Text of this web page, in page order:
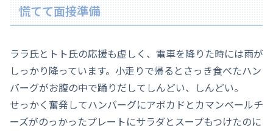
慌てて面接準備
ララ氏とトト氏の応援も虚しく、電車を降りた時には雨が
しっかり降っています。小走りで帰るとさっき食べたハン
バーグがお腹の中で踊りだしてしんどい、しんどい。
せっかく奮発してハンバーグにアボカドとカマンベールチ
ーズがのっかったプレートにサラダとスープもつけたのに